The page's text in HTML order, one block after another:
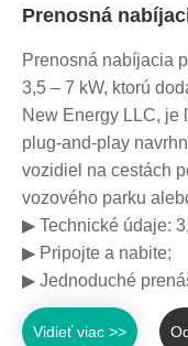
Prenosná
Prenosná nabíjacia
3,5 – 7 kW, ktorú
New Energy LLC, je
plug-and-play
vozidiel na cestách
vozového parku
▶ Technické údaje:
▶ Pripojte a nabite;
▶ Jednoduché
Vidieť viac >>